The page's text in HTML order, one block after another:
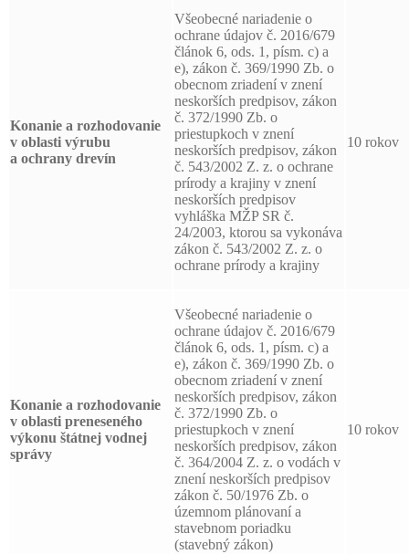
Konanie a rozhodovanie
v oblasti výrubu
a ochrany drevín
Všeobecné nariadenie o
ochrane údajov č. 2016/679
článok 6, ods. 1, písm. c) a
e), zákon č. 369/1990 Zb. o
obecnom zriadení v znení
neskorších predpisov, zákon
č. 372/1990 Zb. o
priestupkoch v znení
neskorších predpisov, zákon
č. 543/2002 Z. z. o ochrane
prírody a krajiny v znení
neskorších predpisov
vyhláška MŽP SR č.
24/2003, ktorou sa vykonáva
zákon č. 543/2002 Z. z. o
ochrane prírody a krajiny
10 rokov
Konanie a rozhodovanie
v oblasti preneseného
výkonu štátnej vodnej
správy
Všeobecné nariadenie o
ochrane údajov č. 2016/679
článok 6, ods. 1, písm. c) a
e), zákon č. 369/1990 Zb. o
obecnom zriadení v znení
neskorších predpisov, zákon
č. 372/1990 Zb. o
priestupkoch v znení
neskorších predpisov, zákon
č. 364/2004 Z. z. o vodách v
znení neskorších predpisov
zákon č. 50/1976 Zb. o
územnom plánovaní a
stavebnom poriadku
(stavebný zákon)
10 rokov